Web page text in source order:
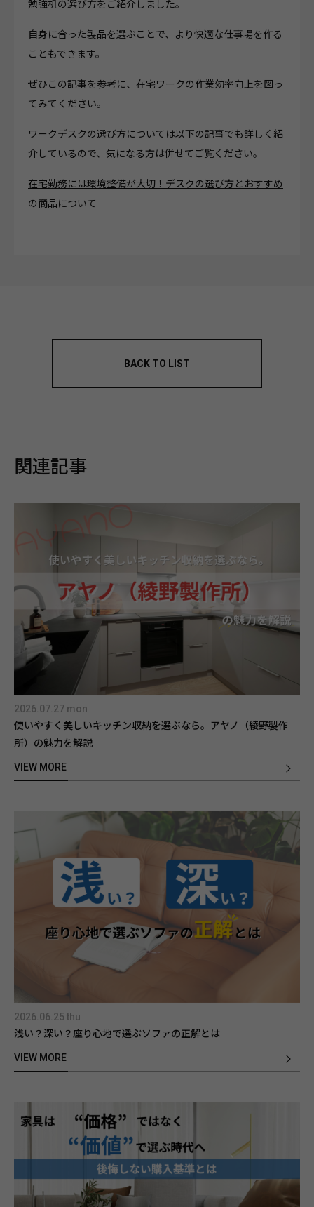
勉強机の選び方をご紹介しました。
自身に合った製品を選ぶことで、より快適な仕事場を作る
こともできます。
ぜひこの記事を参考に、在宅ワークの作業効率向上を図っ
てみてください。
ワークデスクの選び方については以下の記事でも詳しく紹
介しているので、気になる方は併せてご覧ください。
在宅勤務には環境整備が大切！デスクの選び方とおすすめ
の商品について
BACK TO LIST
関連記事
2026.07.27 mon
使いやすく美しいキッチン収納を選ぶなら。アヤノ（綾野製作
所）の魅力を解説
VIEW MORE
2026.06.25 thu
浅い？深い？座り心地で選ぶソファの正解とは
VIEW MORE